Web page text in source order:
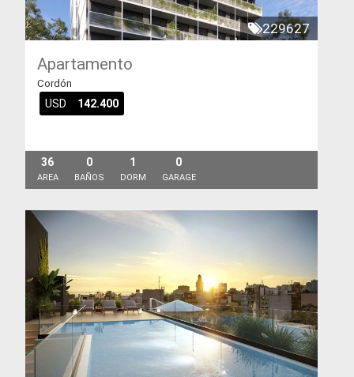
229627
Apartamento
Cordón
USD 142.400
36
AREA
0
BAÑOS
1
DORM
0
GARAGE